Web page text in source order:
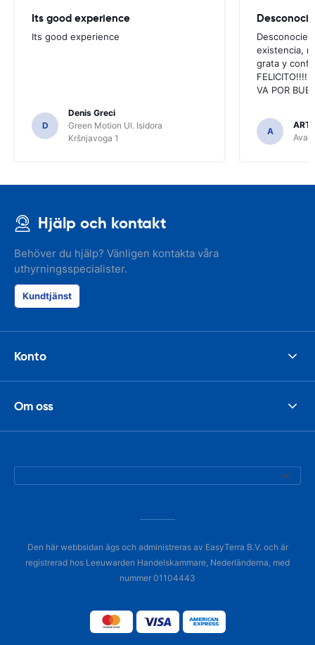
Its good experience
Its good experience
D
Denis Greci
Green Motion Ul. Isidora
Kršnjavoga 1
existencia,
grata y
FELICITO!!!!,
VA POR
A
Hjälp och kontakt
Behöver du hjälp? Vänligen kontakta våra
uthyrningsspecialister.
Kundtjänst
Konto
Om oss
Den här webbsidan ägs och administreras av EasyTerra B.V. och är
registrerad hos Leeuwarden Handelskammare, Nederländerna, med
nummer 01104443